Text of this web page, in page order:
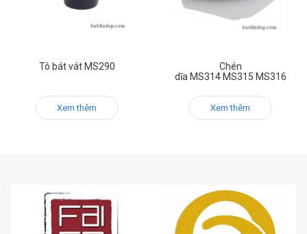
Tô bát vát MS290
Xem thêm
Chén
dĩa MS314 MS315 MS316
Xem thêm